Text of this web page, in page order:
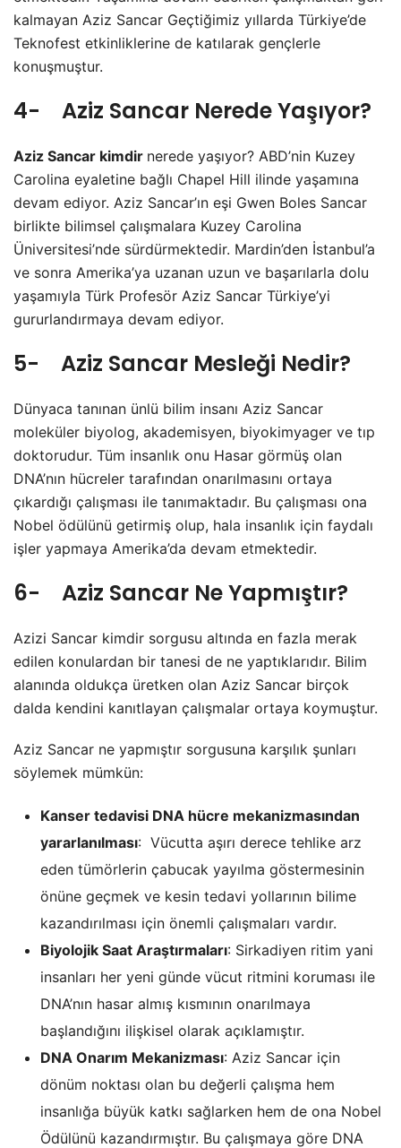
kalmayan Aziz Sancar Geçtiğimiz yıllarda Türkiye’de
Teknofest etkinliklerine de katılarak gençlerle
konuşmuştur.
4- Aziz Sancar Nerede Yaşıyor?
Aziz Sancar kimdir nerede yaşıyor? ABD’nin Kuzey
Carolina eyaletine bağlı Chapel Hill ilinde yaşamına
devam ediyor. Aziz Sancar’ın eşi Gwen Boles Sancar
birlikte bilimsel çalışmalara Kuzey Carolina
Üniversitesi’nde sürdürmektedir. Mardin’den İstanbul’a
ve sonra Amerika’ya uzanan uzun ve başarılarla dolu
yaşamıyla Türk Profesör Aziz Sancar Türkiye’yi
gururlandırmaya devam ediyor.
5- Aziz Sancar Mesleği Nedir?
Dünyaca tanınan ünlü bilim insanı Aziz Sancar
moleküler biyolog, akademisyen, biyokimyager ve tıp
doktorudur. Tüm insanlık onu Hasar görmüş olan
DNA’nın hücreler tarafından onarılmasını ortaya
çıkardığı çalışması ile tanımaktadır. Bu çalışması ona
Nobel ödülünü getirmiş olup, hala insanlık için faydalı
işler yapmaya Amerika’da devam etmektedir.
6- Aziz Sancar Ne Yapmıştır?
Azizi Sancar kimdir sorgusu altında en fazla merak
edilen konulardan bir tanesi de ne yaptıklarıdır. Bilim
alanında oldukça üretken olan Aziz Sancar birçok
dalda kendini kanıtlayan çalışmalar ortaya koymuştur.
Aziz Sancar ne yapmıştır sorgusuna karşılık şunları
söylemek mümkün:
Kanser tedavisi DNA hücre mekanizmasından
yararlanılması: Vücutta aşırı derece tehlike arz
eden tümörlerin çabucak yayılma göstermesinin
önüne geçmek ve kesin tedavi yollarının bilime
kazandırılması için önemli çalışmaları vardır.
Biyolojik Saat Araştırmaları: Sirkadiyen ritim yani
insanları her yeni günde vücut ritmini koruması ile
DNA’nın hasar almış kısmının onarılmaya
başlandığını ilişkisel olarak açıklamıştır.
DNA Onarım Mekanizması: Aziz Sancar için
dönüm noktası olan bu değerli çalışma hem
insanlığa büyük katkı sağlarken hem de ona Nobel
Ödülünü kazandırmıştır. Bu çalışmaya göre DNA